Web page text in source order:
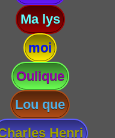
Ma lys
moi
Oulique
Lou que
Henri